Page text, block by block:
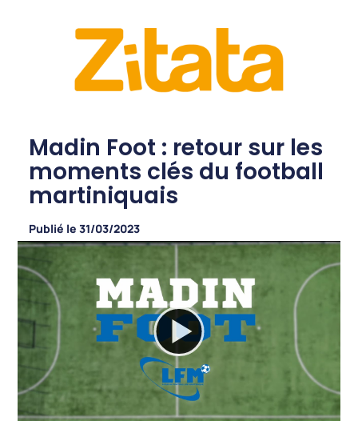
Madin Foot : retour sur les
moments clés du football
martiniquais
Publié le 31/03/2023